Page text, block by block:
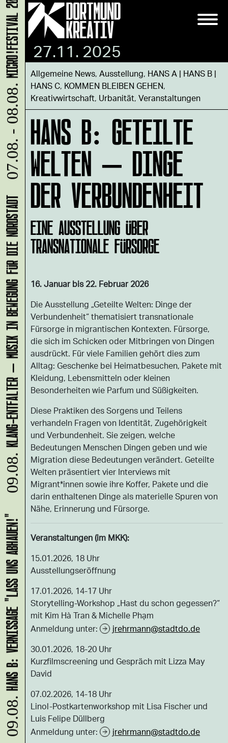
27.11. 2025
Allgemeine News, Ausstellung, HANS A | HANS B |
HANS C, KOMMEN BLEIBEN GEHEN,
Kreativwirtschaft, Urbanität, Veranstaltungen
HANS B: GETEILTE
WELTEN – DINGE
DER VERBUNDENHEIT
EINE AUSSTELLUNG ÜBER
TRANSNATIONALE FÜRSORGE
16. Januar bis 22. Februar 2026
Die Ausstellung „Geteilte Welten: Dinge der
Verbundenheit“ thematisiert transnationale
Fürsorge in migrantischen Kontexten. Fürsorge,
die sich im Schicken oder Mitbringen von Dingen
ausdrückt. Für viele Familien gehört dies zum
Alltag: Geschenke bei Heimatbesuchen, Pakete mit
Kleidung, Lebensmitteln oder kleinen
Besonderheiten wie Parfum und Süßigkeiten.
Diese Praktiken des Sorgens und Teilens
verhandeln Fragen von Identität, Zugehörigkeit
und Verbundenheit. Sie zeigen, welche
Bedeutungen Menschen Dingen geben und wie
Migration diese Bedeutungen verändert. Geteilte
Welten präsentiert vier Interviews mit
Migrant*innen sowie ihre Koffer, Pakete und die
darin enthaltenen Dinge als materielle Spuren von
Nähe, Erinnerung und Fürsorge.
Veranstaltungen (im MKK):
15.01.2026, 18 Uhr
Ausstellungseröffnung
17.01.2026, 14-17 Uhr
Storytelling-Workshop „Hast du schon gegessen?“
mit Kim Hà Tran & Michelle Phạm
Anmeldung unter:
jrehrmann@stadtdo.de
30.01.2026, 18-20 Uhr
Kurzfilmscreening und Gespräch mit Lizza May
David
07.02.2026, 14-18 Uhr
Linol-Postkartenworkshop mit Lisa Fischer und
Luis Felipe Düllberg
Anmeldung unter:
jrehrmann@stadtdo.de
09.08.
HANS B: VERNISSAGE "LASS UNS ABHAUEN!"
09.08.
KLANG-ENTFALTER – MUSIK IN BEWEGUNG FÜR DIE NORDSTADT
07.08. - 08.08.
MICRO!FESTIVAL 2026